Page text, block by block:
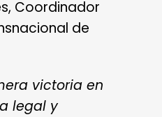
Coordinador
de
victoria en
legal y